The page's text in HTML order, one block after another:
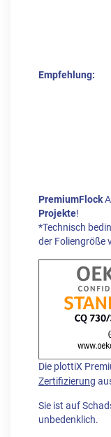
Empfehlung:
PremiumFlock
Projekte!
*Technisch
der Foliengröße
Die plottiX
Zertifizierung
Sie ist auf
unbedenklich.